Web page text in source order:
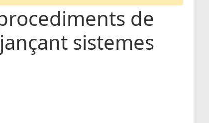
de
sistemes